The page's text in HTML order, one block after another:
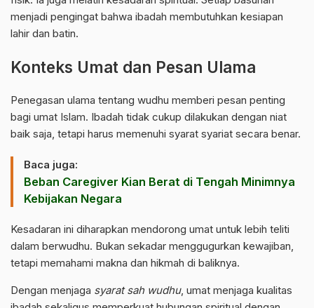
menjadi pengingat bahwa ibadah membutuhkan kesiapan
lahir dan batin.
Konteks Umat dan Pesan Ulama
Penegasan ulama tentang wudhu memberi pesan penting
bagi umat Islam. Ibadah tidak cukup dilakukan dengan niat
baik saja, tetapi harus memenuhi syarat syariat secara benar.
Baca juga:
Beban Caregiver Kian Berat di Tengah Minimnya
Kebijakan Negara
Kesadaran ini diharapkan mendorong umat untuk lebih teliti
dalam berwudhu. Bukan sekadar menggugurkan kewajiban,
tetapi memahami makna dan hikmah di baliknya.
Dengan menjaga syarat sah wudhu, umat menjaga kualitas